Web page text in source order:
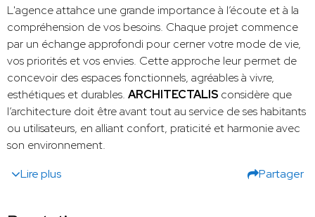
L'agence attahce une grande importance à l’écoute et à la
compréhension de vos besoins. Chaque projet commence
par un échange approfondi pour cerner votre mode de vie,
vos priorités et vos envies. Cette approche leur permet de
concevoir des espaces fonctionnels, agréables à vivre,
esthétiques et durables. ARCHITECTALIS considère que
l’architecture doit être avant tout au service de ses habitants
ou utilisateurs, en alliant confort, praticité et harmonie avec
son environnement.
Lire plus
Partager